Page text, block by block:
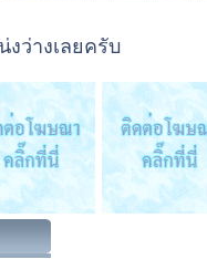
งว่างเลยครับ